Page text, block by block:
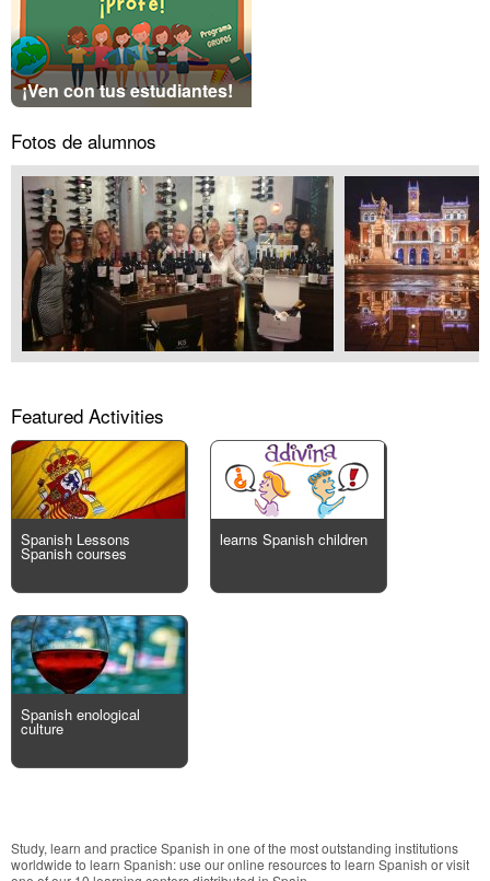
¡Ven con tus estudiantes!
Fotos de alumnos
Featured Activities
Spanish Lessons
Spanish courses
learns Spanish children
Spanish enological
culture
Study, learn and practice Spanish in one of the most outstanding institutions
worldwide to learn Spanish: use our online resources to learn Spanish or visit